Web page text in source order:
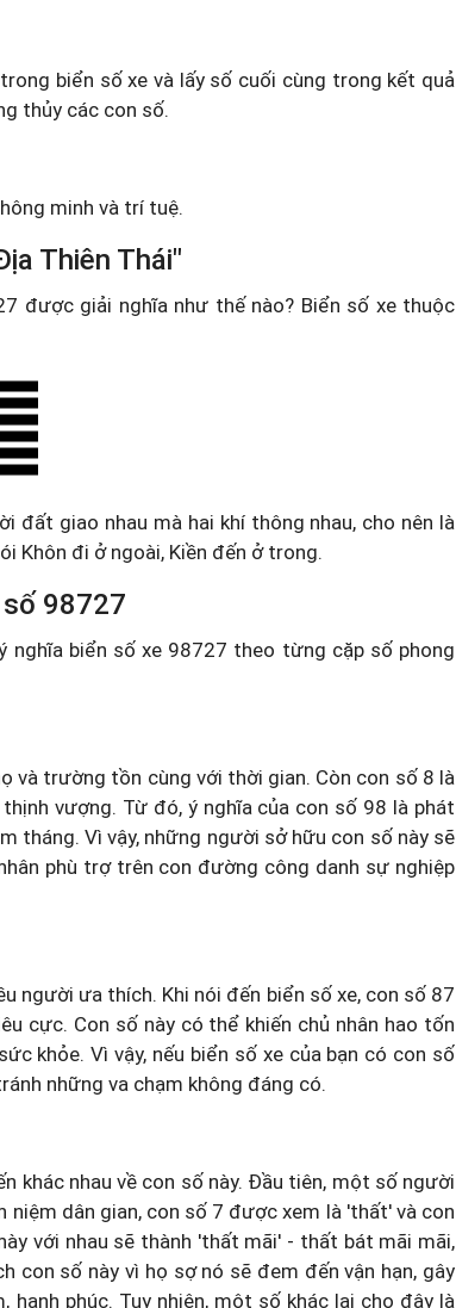
biển số xe và lấy số cuối cùng trong kết quả
thủy các con số.
minh và trí tuệ.
Thiên Thái"
được giải nghĩa như thế nào? Biển số xe thuộc
đất giao nhau mà hai khí thông nhau, cho nên là
Khôn đi ở ngoài, Kiền đến ở trong.
số 98727
nghĩa biển số xe 98727 theo từng cặp số phong
và trường tồn cùng với thời gian. Còn con số 8 là
vượng. Từ đó, ý nghĩa của con số 98 là phát
tháng. Vì vậy, những người sở hữu con số này sẽ
phù trợ trên con đường công danh sự nghiệp
người ưa thích. Khi nói đến biển số xe, con số 87
cực. Con số này có thể khiến chủ nhân hao tốn
khỏe. Vì vậy, nếu biển số xe của bạn có con số
những va chạm không đáng có.
khác nhau về con số này. Đầu tiên, một số người
dân gian, con số 7 được xem là 'thất' và con
với nhau sẽ thành 'thất mãi' - thất bát mãi mãi,
con số này vì họ sợ nó sẽ đem đến vận hạn, gây
phúc. Tuy nhiên, một số khác lại cho đây là